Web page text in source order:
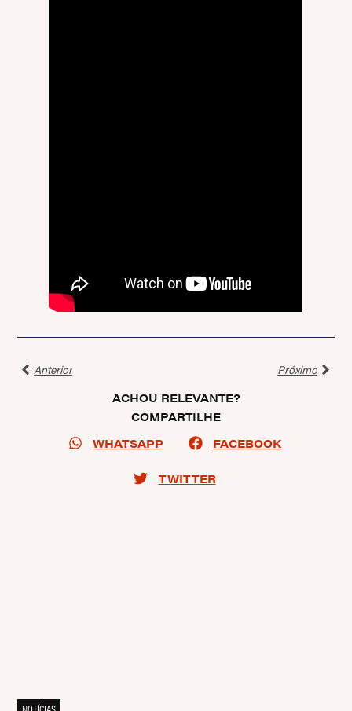
Anterior
Próximo
ACHOU RELEVANTE?
COMPARTILHE
WHATSAPP
FACEBOOK
TWITTER